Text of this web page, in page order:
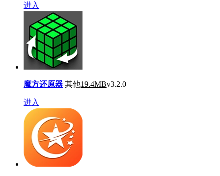
进入
魔方还原器 其他19.4MBv3.2.0
进入